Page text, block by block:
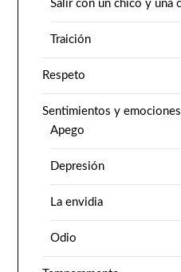
Salir con un chico y una
Traición
Respeto
Sentimientos y emociones
Apego
Depresión
La envidia
Odio